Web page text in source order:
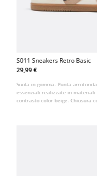
S011 Sneakers Retro Basic
29,99 €
Suola in gomma. Punta
essenziali realizzate in
contrasto color beige. Chiusura